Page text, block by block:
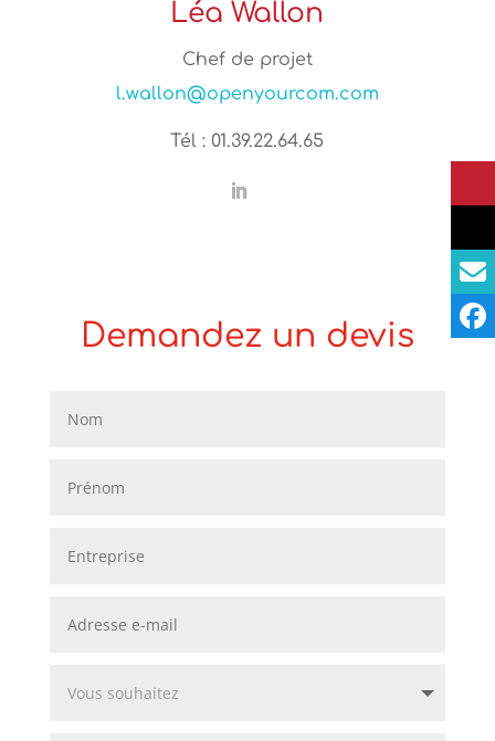
Léa Wallon
Chef de projet
l.wallon@openyourcom.com
Tél : 01.39.22.64.65
Demandez un devis